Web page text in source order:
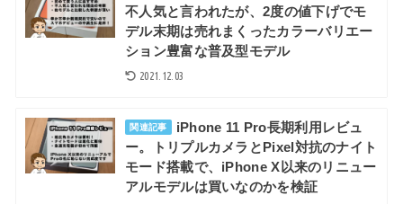
不人気と言われたが、2度の値下げでモ
デル末期は売れまくったカラーバリエー
ション豊富な普及型モデル
2021.12.03
関連記事
iPhone 11 Pro長期利用レビュ
ー。トリプルカメラとPixel対抗のナイト
モード搭載で、iPhone X以来のリニュー
アルモデルは買いなのかを検証